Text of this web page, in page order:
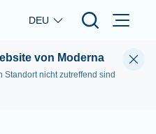
Skip to main content
DEU
von Moderna
Standort nicht zutreffend sind